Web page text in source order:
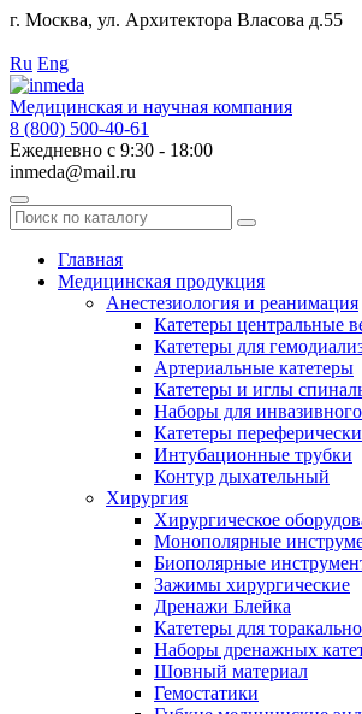
г. Москва, ул. Архитектора Власова д.55
Ru Eng
Медицинская и научная компания
8 (800) 500-40-61
Ежедневно с 9:30 - 18:00
inmeda@mail.ru
Поиск
по
каталогуГлавная
Медицинская продукция
Анестезиология и реанимация
Катетеры центральные
Катетеры для
Артериальные катетеры
Катетеры и иглы
Наборы для
Катетеры
Интубационные трубки
Контур дыхательный
Хирургия
Хирургическое
Монополярные
Биополярные
Зажимы хирургические
Дренажи Блейка
Катетеры для
Наборы дренажных
Шовный материал
Гемостатики